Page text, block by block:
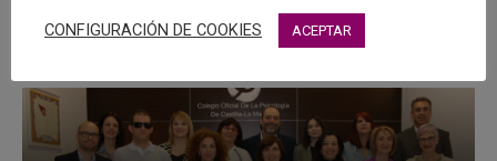
CONFIGURACIÓN DE COOKIES ACEPTAR